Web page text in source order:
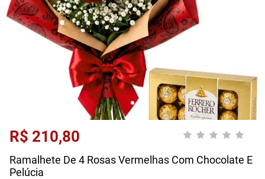
R$ 210,80
Ramalhete De 4 Rosas Vermelhas Com Chocolate E
Pelúcia